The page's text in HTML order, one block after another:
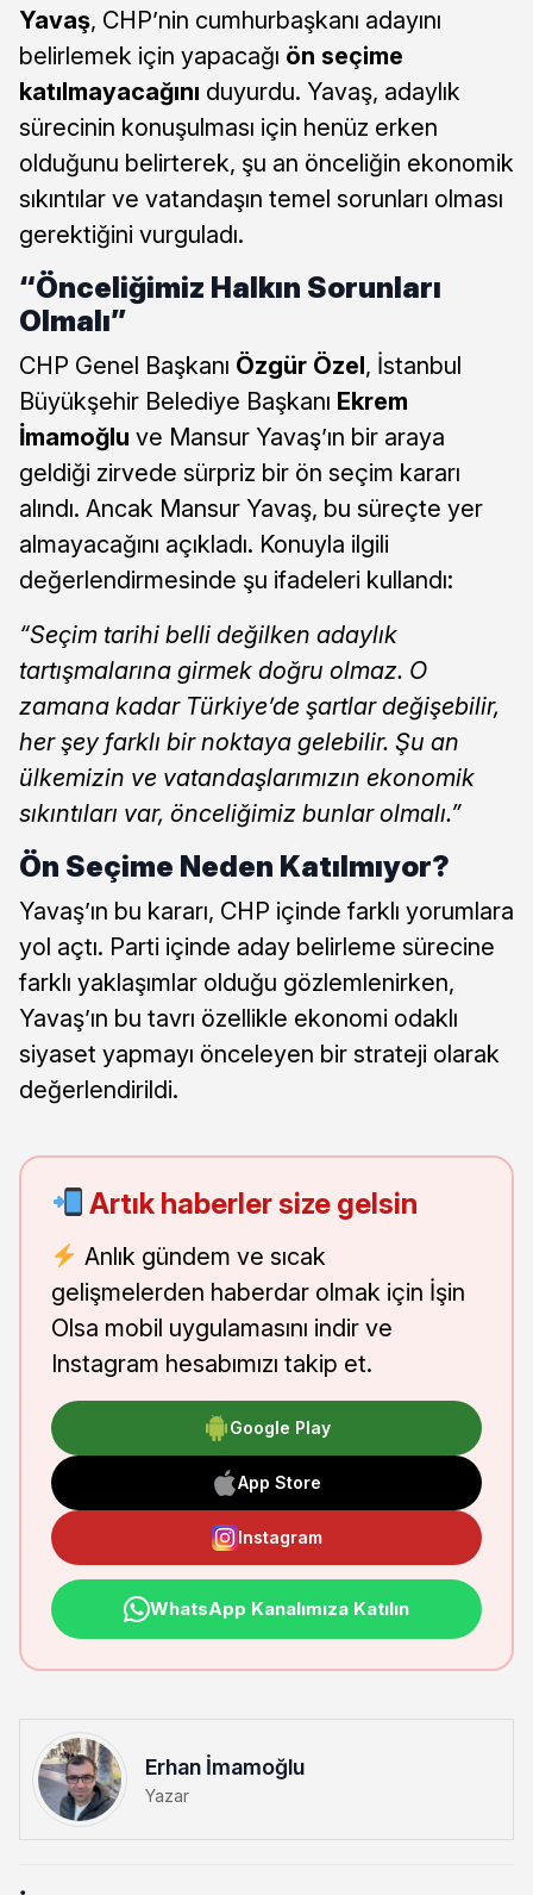
Yavaş, CHP’nin cumhurbaşkanı adayını
belirlemek için yapacağı ön seçime
katılmayacağını duyurdu. Yavaş, adaylık
sürecinin konuşulması için henüz erken
olduğunu belirterek, şu an önceliğin ekonomik
sıkıntılar ve vatandaşın temel sorunları olması
gerektiğini vurguladı.
“Önceliğimiz Halkın Sorunları
Olmalı”
CHP Genel Başkanı Özgür Özel, İstanbul
Büyükşehir Belediye Başkanı Ekrem
İmamoğlu ve Mansur Yavaş’ın bir araya
geldiği zirvede sürpriz bir ön seçim kararı
alındı. Ancak Mansur Yavaş, bu süreçte yer
almayacağını açıkladı. Konuyla ilgili
değerlendirmesinde şu ifadeleri kullandı:
“Seçim tarihi belli değilken adaylık
tartışmalarına girmek doğru olmaz. O
zamana kadar Türkiye’de şartlar değişebilir,
her şey farklı bir noktaya gelebilir. Şu an
ülkemizin ve vatandaşlarımızın ekonomik
sıkıntıları var, önceliğimiz bunlar olmalı.”
Ön Seçime Neden Katılmıyor?
Yavaş’ın bu kararı, CHP içinde farklı yorumlara
yol açtı. Parti içinde aday belirleme sürecine
farklı yaklaşımlar olduğu gözlemlenirken,
Yavaş’ın bu tavrı özellikle ekonomi odaklı
siyaset yapmayı önceleyen bir strateji olarak
değerlendirildi.
Artık haberler size gelsin
Anlık gündem ve sıcak
gelişmelerden haberdar olmak için İşin
Olsa mobil uygulamasını indir ve
Instagram hesabımızı takip et.
Google Play
App Store
Instagram
WhatsApp Kanalımıza Katılın
Erhan İmamoğlu
Yazar